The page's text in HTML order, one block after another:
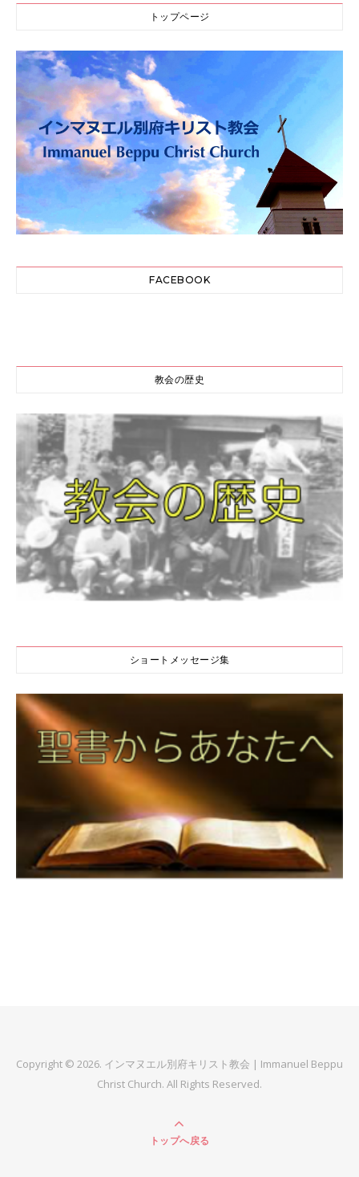
トップページ
FACEBOOK
教会の歴史
ショートメッセージ集
Copyright © 2026. インマヌエル別府キリスト教会 | Immanuel Beppu
Christ Church. All Rights Reserved.
トップへ戻る